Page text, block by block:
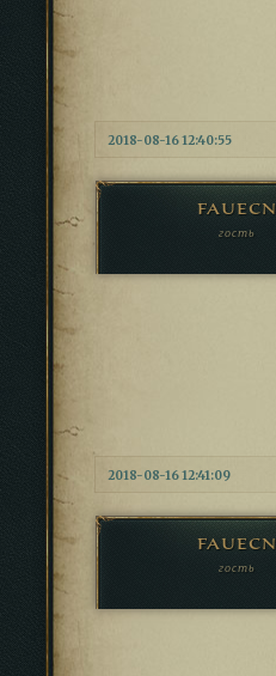
2018-08-16 12:40:55
fauecn
гость
2018-08-16 12:41:09
fauecn
гость